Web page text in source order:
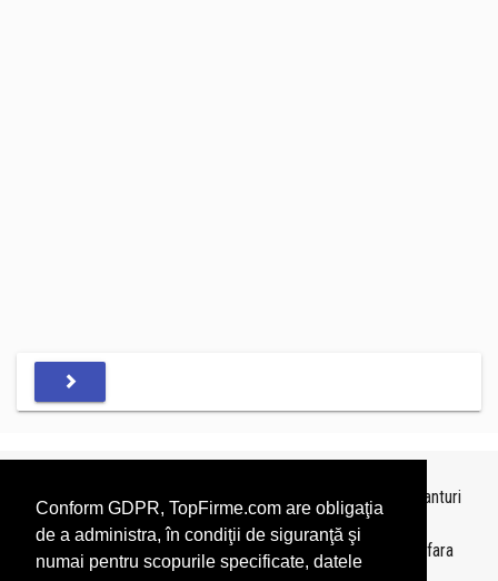
Conform GDPR, TopFirme.com are obligaţia
de a administra, în condiţii de siguranţă şi
numai pentru scopurile specificate, datele
Topurile sunt realizate deTopFirme
pe baza ultimelor bilanturi
depuse si au scop informativ.
Este interzisa folosirea topurilor fara acordul TopFirme si fara